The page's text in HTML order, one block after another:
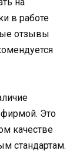
в работе
отзывы
фирмой. Это
качестве
стандартам.